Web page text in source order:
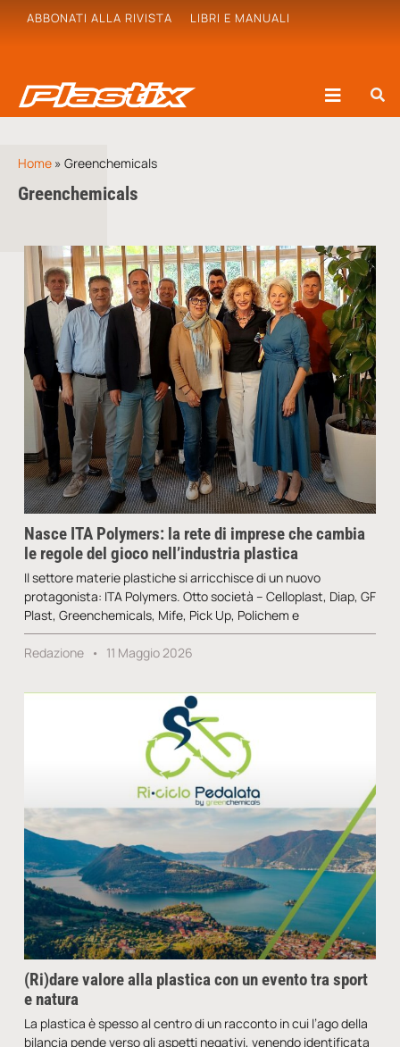
ABBONATI ALLA RIVISTA LIBRI E MANUALI
Home » Greenchemicals
Greenchemicals
Nasce ITA Polymers: la rete di imprese che cambia
le regole del gioco nell’industria plastica
Il settore materie plastiche si arricchisce di un nuovo
protagonista: ITA Polymers. Otto società – Celloplast, Diap, GF
Plast, Greenchemicals, Mife, Pick Up, Polichem e
Redazione 11 Maggio 2026
(Ri)dare valore alla plastica con un evento tra sport
e natura
La plastica è spesso al centro di un racconto in cui l’ago della
bilancia pende verso gli aspetti negativi, venendo identificata